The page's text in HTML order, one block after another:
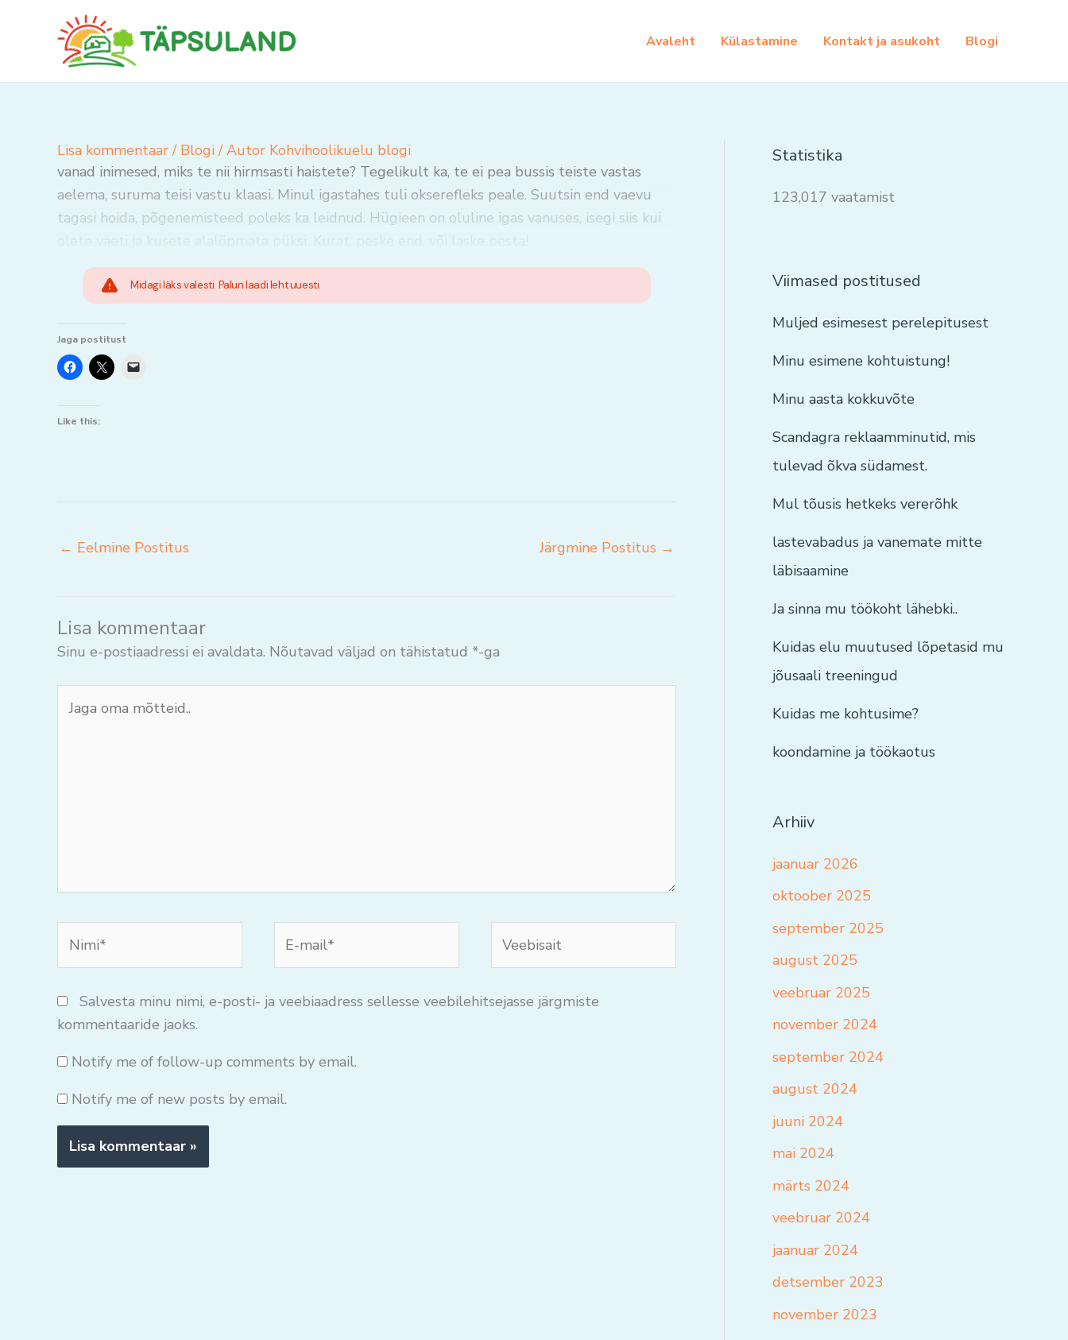
Avaleht Külastamine Kontakt ja asukoht Blogi
Lisa kommentaar / Blogi/ Autor Kohvihoolikuelu blogi
vanad inimesed, miks te nii hirmsasti haistete? Tegelikult ka, te ei pea bussis teiste vastas
aelema, suruma teisi vastu klaasi. Minul igastahes tuli okserefleks peale. Suutsin end vaevu
tagasi hoida, põgenemisteed poleks ka leidnud. Hügieen on oluline igas vanuses, isegi siis kui
Midagi läks valesti. Palun laadi leht uuesti.
Jaga postitust
Like this:
← Eelmine Postitus Järgmine Postitus →
Lisa kommentaar
Sinu e-postiaadressi ei avaldata. Nõutavad väljad on tähistatud *-ga
oma
mail*
Salvesta minu nimi, e-posti- ja veebiaadress sellesse veebilehitsejasse järgmiste
kommentaaride jaoks.
Notify me of follow-up comments by email.
Notify me of new posts by email.
Statistika
123,017 vaatamist
Viimased postitused
Muljed esimesest perelepitusest
Minu esimene kohtuistung!
Minu aasta kokkuvõte
Scandagra reklaamminutid, mis
tulevad õkva südamest.
Mul tõusis hetkeks vererõhk
lastevabadus ja vanemate mitte
läbisaamine
Ja sinna mu töökoht lähebki..
Kuidas elu muutused lõpetasid mu
jõusaali treeningud
Kuidas me kohtusime?
koondamine ja töökaotus
Arhiiv
jaanuar 2026
oktoober 2025
september 2025
august 2025
veebruar 2025
november 2024
september 2024
august 2024
juuni 2024
mai 2024
märts 2024
veebruar 2024
jaanuar 2024
detsember 2023
november 2023